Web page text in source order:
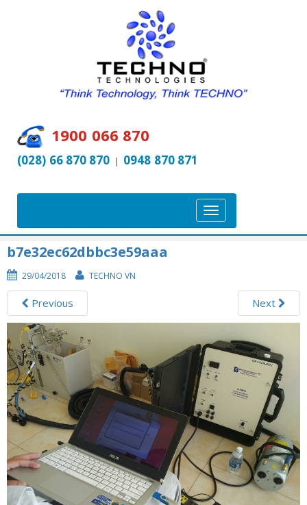
1900 066 870
(028) 66 870 870 | 0948 870 871
T
o
v
i
g
a
t
i
o
n
b7e32ec62dbbc3e59aaa
29/04/2018 TECHNO VN
Previous Next